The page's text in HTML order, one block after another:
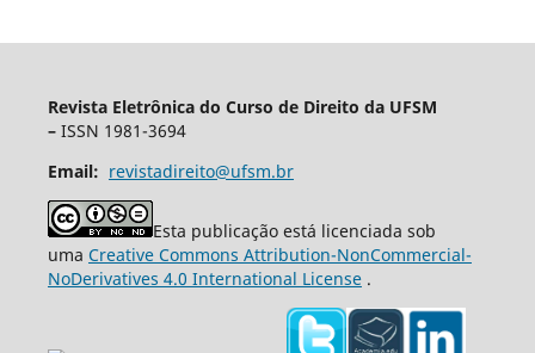
Revista Eletrônica do Curso de Direito da UFSM
–ISSN 1981-3694
Email: revistadireito@ufsm.br
Esta publicação está licenciada sob
uma Creative Commons Attribution-NonCommercial-
NoDerivatives 4.0 International License.